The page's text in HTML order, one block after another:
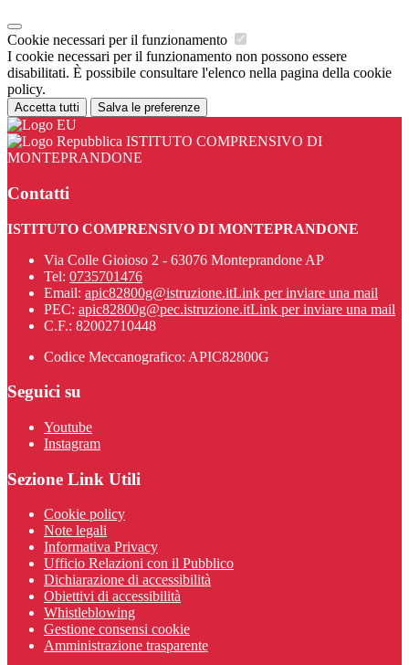
Cookie necessari per il funzionamento
I cookie necessari per il funzionamento non possono essere
disabilitati. È possibile consultare l'elenco nella pagina della cookie
policy.
Accetta tutti Salva le preferenze
ISTITUTO COMPRENSIVO DI
MONTEPRANDONE
Contatti
ISTITUTO COMPRENSIVO DI MONTEPRANDONE
Via Colle Gioioso 2 - 63076 Monteprandone AP
Tel: 0735701476
Email: apic82800g@istruzione.itLink per inviare una mail
PEC: apic82800g@pec.istruzione.itLink per inviare una mail
C.F.: 82002710448
Codice Meccanografico: APIC82800G
Seguici su
Youtube
Instagram
Sezione Link Utili
Cookie policy
Note legali
Informativa Privacy
Ufficio Relazioni con il Pubblico
Dichiarazione di accessibilità
Obiettivi di accessibilità
Whistleblowing
Gestione consensi cookie
Amministrazione trasparente